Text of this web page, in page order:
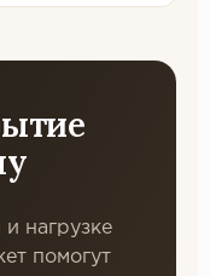
нагрузке
помогут